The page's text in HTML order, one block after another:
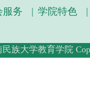
服务 | 学院特色
|
族大学教育学院